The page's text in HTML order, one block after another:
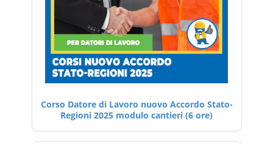
Corso Datore di Lavoro nuovo Accordo Stato-
Regioni 2025 modulo cantieri (6 ore)